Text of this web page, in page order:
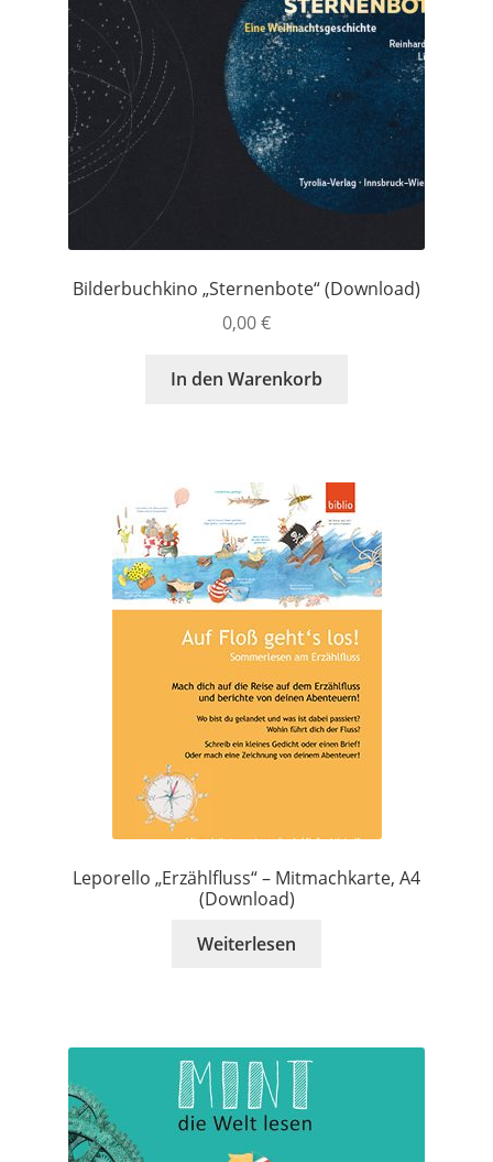
Bilderbuchkino „Sternenbote“ (Download)
0,00€
In den Warenkorb
Leporello „Erzählfluss“ – Mitmachkarte, A4
(Download)
Weiterlesen